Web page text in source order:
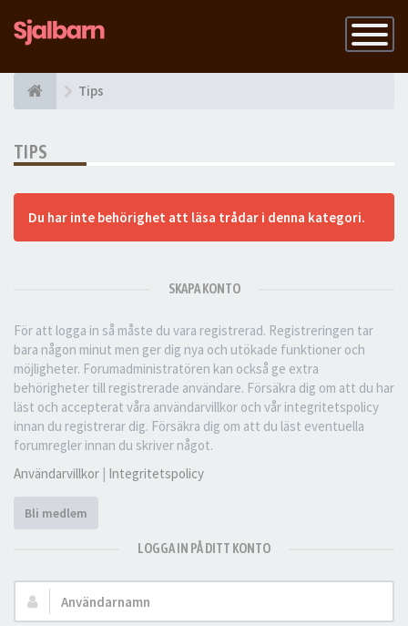
Slå
på
Tips
TIPS
Du har inte behörighet att läsa trådar i denna kategori.
SKAPA KONTO
För att logga in så måste du vara registrerad. Registreringen tar
bara någon minut men ger dig nya och utökade funktioner och
möjligheter. Forumadministratören kan också ge extra
behörigheter till registrerade användare. Försäkra dig om att du har
läst och accepterat våra användarvillkor och vår integritetspolicy
innan du registrerar dig. Försäkra dig om att du läst eventuella
forumregler innan du skriver något.
Användarvillkor | Integritetspolicy
Bli medlem
LOGGA IN PÅ DITT KONTO
Användarnamn: